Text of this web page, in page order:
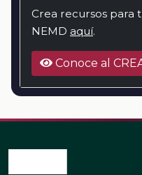
Crea recursos para
NEMD aquí.
Conoce al